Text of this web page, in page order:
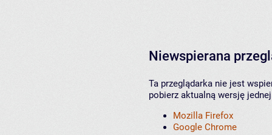
Niewspierana
Ta przeglądarka nie jest
pobierz aktualną wersję
Mozilla Firefox
Google Chrome